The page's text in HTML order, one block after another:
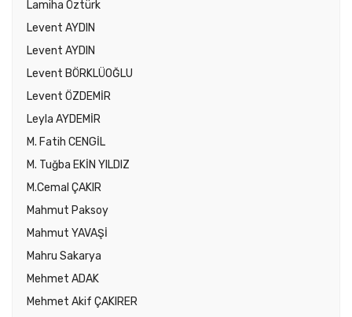
Lamiha Öztürk
Levent AYDIN
Levent AYDIN
Levent BÖRKLÜOĞLU
Levent ÖZDEMİR
Leyla AYDEMİR
M. Fatih CENGİL
M. Tuğba EKİN YILDIZ
M.Cemal ÇAKIR
Mahmut Paksoy
Mahmut YAVAŞİ
Mahru Sakarya
Mehmet ADAK
Mehmet Akif ÇAKIRER